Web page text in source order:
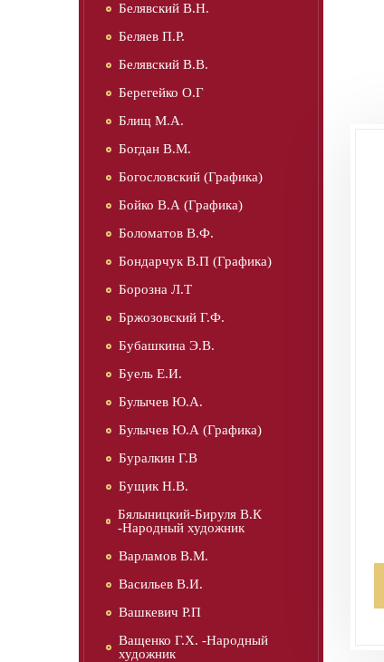
Белявский В.Н.
Беляев П.Р.
Белявский В.В.
Берегейко О.Г
Блищ М.А.
Богдан В.М.
Богословский (Графика)
Бойко В.А (Графика)
Боломатов В.Ф.
Бондарчук В.П (Графика)
Борозна Л.Т
Бржозовский Г.Ф.
Бубашкина Э.В.
Буель Е.И.
Булычев Ю.А.
Булычев Ю.А (Графика)
Буралкин Г.В
Бущик Н.В.
Бялыницкий-Бируля В.К
-Народный художник
Варламов В.М.
Васильев В.И.
Вашкевич Р.П
Ващенко Г.Х. -Народный
художник